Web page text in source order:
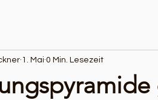
1. Mai 0 Min. Lesezeit